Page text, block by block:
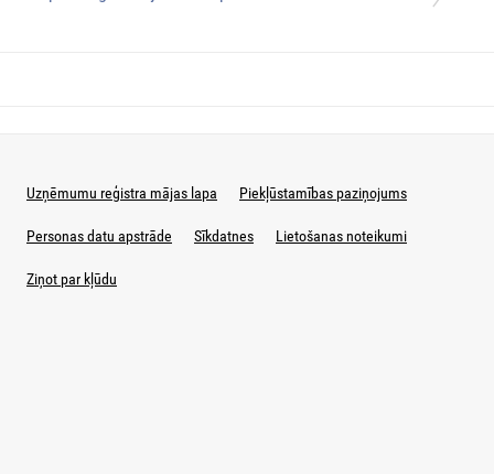
Uzņēmumu reģistra mājas lapa Piekļūstamības paziņojums
Personas datu apstrāde Sīkdatnes Lietošanas noteikumi
Ziņot par kļūdu